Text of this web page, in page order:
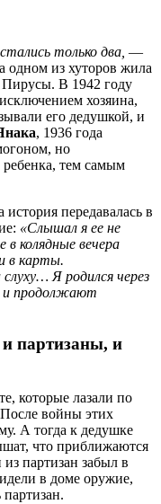
только два, —
из хуторов жила
Пирусы. В 1942 году
хозяина,
его дедушкой, и
, 1936 года
но
ребенка, тем самым
история передавалась в
«Слышал я ее не
колядные вечера
в карты.
Я родился через
и продолжают
партизаны, и
которые лазали по
войны этих
А тогда к дедушке
что приближаются
партизан забыл в
в доме оружие,